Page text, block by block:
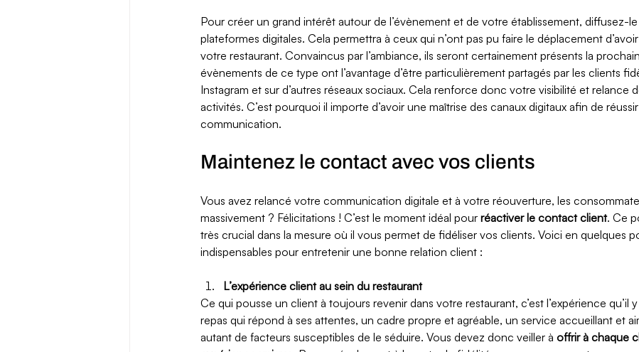
Pour créer un grand intérêt autour de l’évènement et de votre établissement, diffusez-
plateformes digitales. Cela permettra à ceux qui n’ont pas pu faire le déplacement
votre restaurant. Convaincus par l’ambiance, ils seront certainement présents la
évènements de ce type ont l’avantage d’être particulièrement partagés par les clients
Instagram et sur d’autres réseaux sociaux. Cela renforce donc votre visibilité et relance
activités. C’est pourquoi il importe d’avoir une maîtrise des canaux digitaux afin de
communication.
Maintenez le contact avec vos clients
Vous avez relancé votre communication digitale et à votre réouverture, les
massivement ? Félicitations ! C’est le moment idéal pour réactiver le contact client. Ce
très crucial dans la mesure où il vous permet de fidéliser vos clients. Voici en quelques
indispensables pour entretenir une bonne relation client :
L’expérience client au sein du restaurant
Ce qui pousse un client à toujours revenir dans votre restaurant, c’est l’expérience qu’il
repas qui répond à ses attentes, un cadre propre et agréable, un service accueillant et
autant de facteurs susceptibles de le séduire. Vous devez donc veiller à offrir à chaque